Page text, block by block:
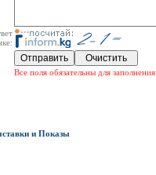
Все поля обязательны для заполнения
и Показы